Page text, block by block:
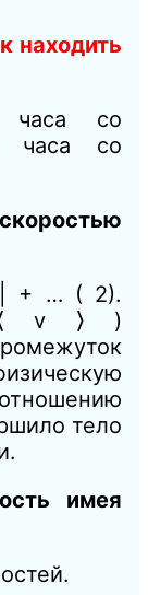
находить
со
со
+ … ( 2).
⟨ v ⟩ )
тело
имея